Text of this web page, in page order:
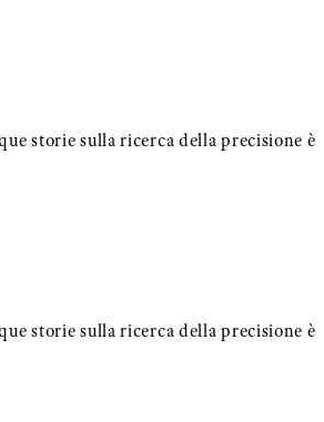
storie sulla ricerca della precisione è
storie sulla ricerca della precisione è